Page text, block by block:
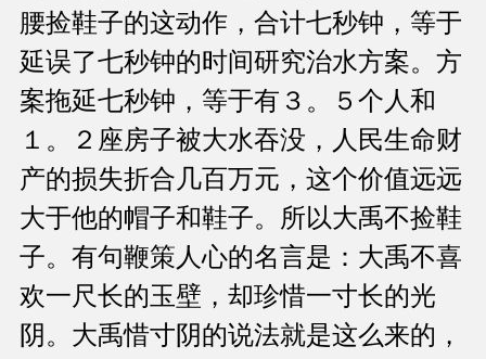
腰捡鞋子的这动作，合计七秒钟，等于
延误了七秒钟的时间研究治水方案。方
案拖延七秒钟，等于有３。５个人和
１。２座房子被大水吞没，人民生命财
产的损失折合几百万元，这个价值远远
大于他的帽子和鞋子。所以大禹不捡鞋
子。有句鞭策人心的名言是：大禹不喜
欢一尺长的玉壁，却珍惜一寸长的光
阴。大禹惜寸阴的说法就是这么来的，